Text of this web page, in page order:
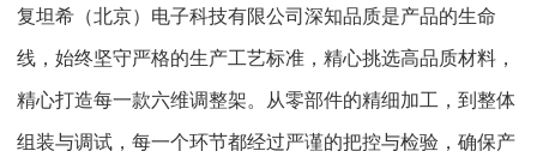
复坦希（北京）电子科技有限公司深知品质是产品的生命
线，始终坚守严格的生产工艺标准，精心挑选高品质材料，
精心打造每一款六维调整架。从零部件的精细加工，到整体
组装与调试，每一个环节都经过严谨的把控与检验，确保产